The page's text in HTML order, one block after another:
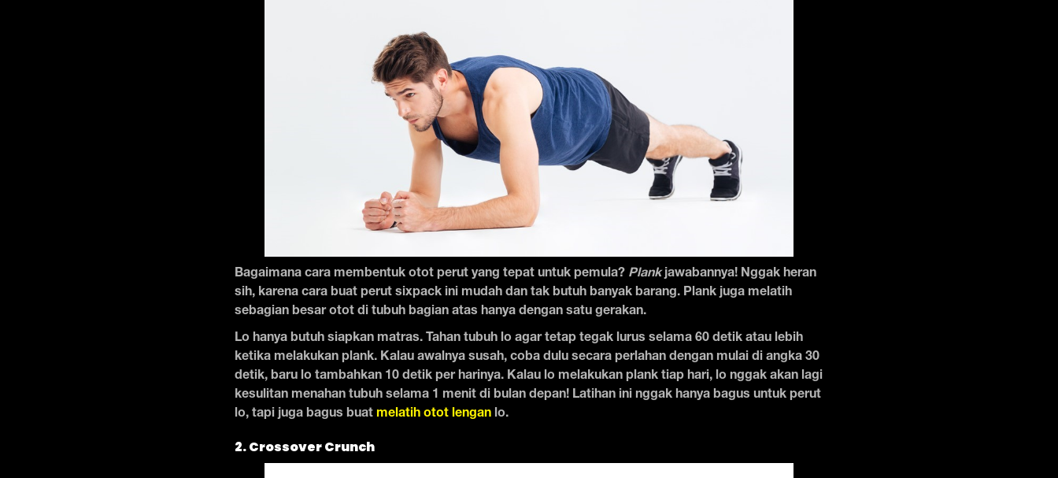
Bagaimana cara membentuk otot perut yang tepat untuk pemula? Plankjawabannya! Nggak heran
sih, karena cara buat perut sixpack ini mudah dan tak butuh banyak barang. Plank juga melatih
sebagian besar otot di tubuh bagian atas hanya dengan satu gerakan.
Lo hanya butuh siapkan matras. Tahan tubuh lo agar tetap tegak lurus selama 60 detik atau lebih
ketika melakukan plank. Kalau awalnya susah, coba dulu secara perlahan dengan mulai di angka 30
detik, baru lo tambahkan 10 detik per harinya. Kalau lo melakukan plank tiap hari, lo nggak akan lagi
kesulitan menahan tubuh selama 1 menit di bulan depan! Latihan ini nggak hanya bagus untuk perut
lo, tapi juga bagus buat melatih otot lenganlo.
2. Crossover Crunch